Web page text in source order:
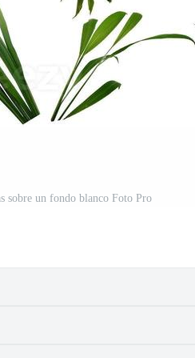
sobre un fondo blanco Foto Pro